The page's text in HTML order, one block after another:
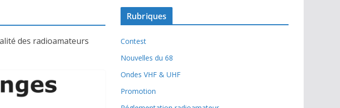
des radioamateurs
Rubriques
Contest
Nouvelles du 68
Ondes VHF & UHF
Promotion